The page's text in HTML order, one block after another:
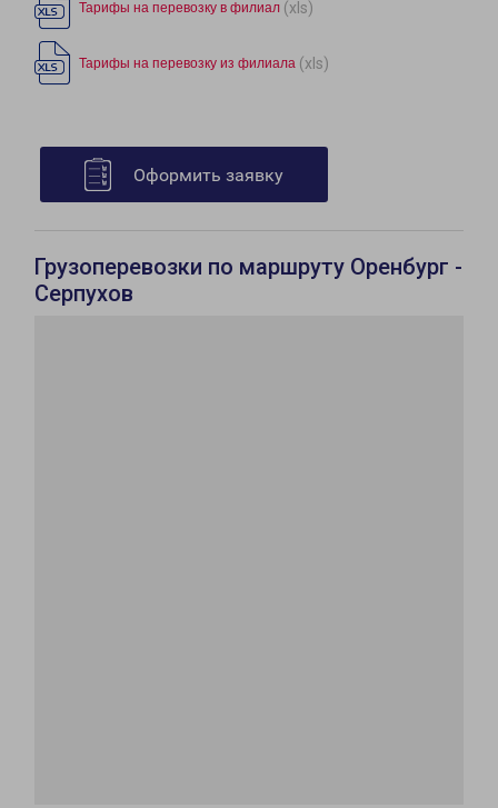
Тарифы на перевозку в филиал (xls)
Тарифы на перевозку из филиала (xls)
Оформить заявку
Грузоперевозки по маршруту Оренбург -
Серпухов